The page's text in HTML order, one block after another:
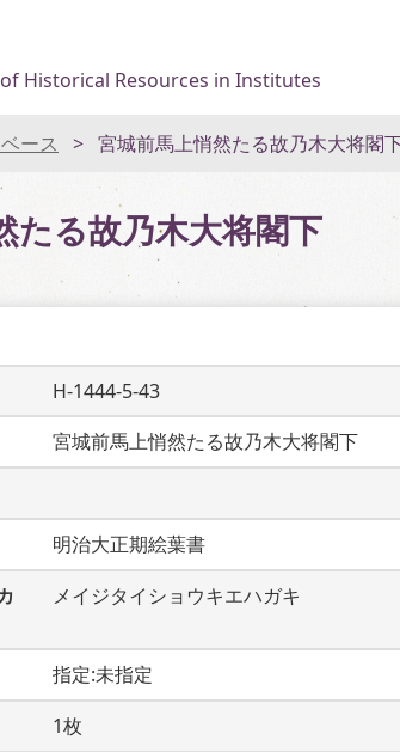
Historical Resources in Institutes
ース 宮城前馬上悄然たる故乃木大将閣
たる故乃木大将閣下
H-1444-5-43
宮城前馬上悄然たる故乃木大将閣下
明治大正期絵葉書
メイジタイショウキエハガキ
指定:未指定
1枚